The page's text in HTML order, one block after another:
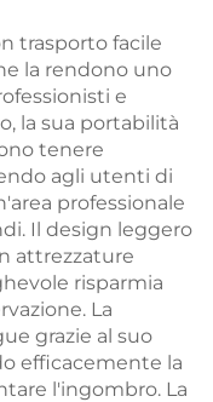
trasporto facile
la rendono uno
e
la sua portabilità
tenere
agli utenti di
professionale
Il design leggero
attrezzature
risparmia
La
grazie al suo
efficacemente la
l'ingombro. La